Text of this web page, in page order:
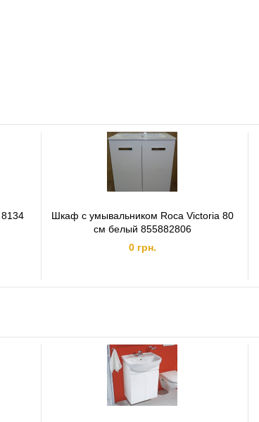
Шкаф с умывальником Roca Victoria 80
см белый 855882806
0 грн.